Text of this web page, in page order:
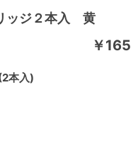
ッジ２本入 黄
本入)
￥165